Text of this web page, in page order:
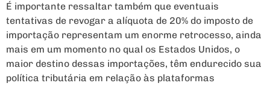
É importante ressaltar também que eventuais
tentativas de revogar a alíquota de 20% do imposto de
importação representam um enorme retrocesso, ainda
mais em um momento no qual os Estados Unidos, o
maior destino dessas importações, têm endurecido sua
política tributária em relação às plataformas